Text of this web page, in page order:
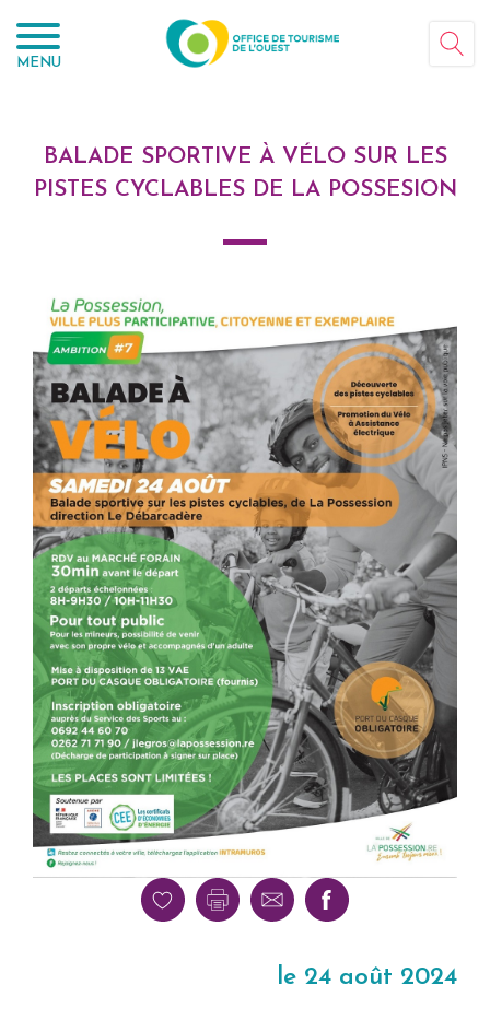
MENU
BALADE SPORTIVE À VÉLO SUR LES
PISTES CYCLABLES DE LA POSSESION
le 24 août 2024